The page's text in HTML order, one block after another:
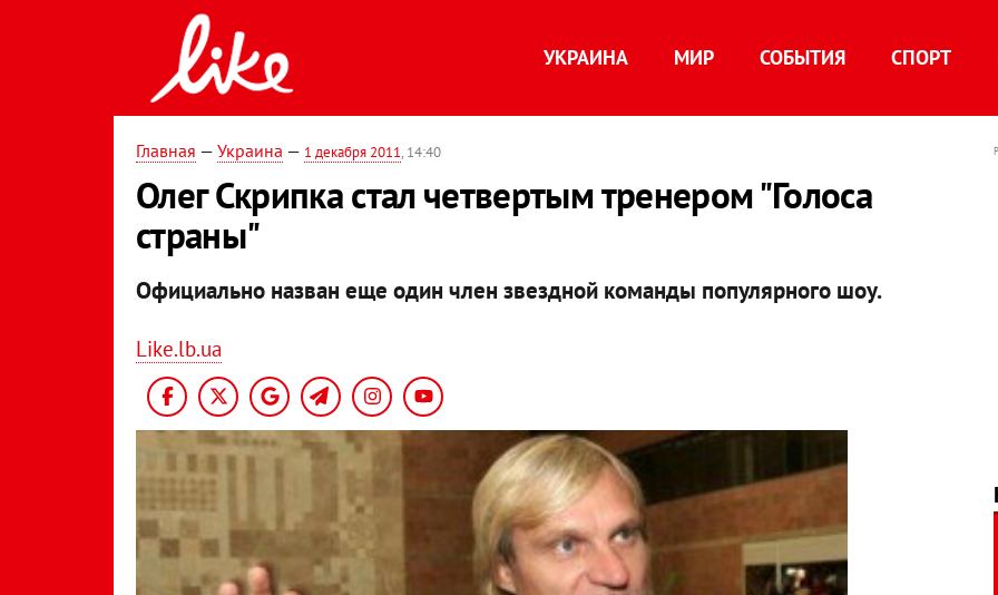
УКРАИНА МИР СОБЫТИЯ СПОРТ
Главная — Украина — 1 декабря 2011, 14:40
Олег Скрипка стал четвертым тренером "Голоса
страны"
Официально назван еще один член звездной команды популярного шоу.
Like.lb.ua